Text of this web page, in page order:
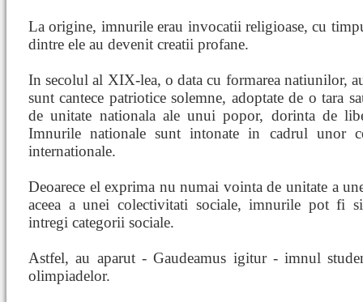
La origine, imnurile erau invocatii religioase, cu
dintre ele au devenit creatii profane.
In secolul al XIX-lea, o data cu formarea natiunilor,
sunt cantece patriotice solemne, adoptate de o tara
de unitate nationala ale unui popor, dorinta de
Imnurile nationale sunt intonate in cadrul unor
internationale.
Deoarece el exprima nu numai vointa de unitate a
aceea a unei colectivitati sociale, imnurile pot fi
intregi categorii sociale.
Astfel, au aparut - Gaudeamus igitur - imnul
olimpiadelor.